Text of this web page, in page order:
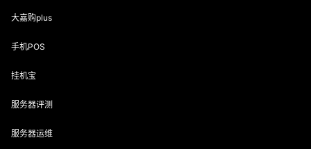
大嘉购plus
手机POS
挂机宝
服务器评测
服务器运维